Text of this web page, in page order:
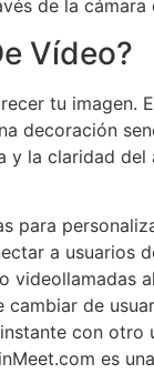
de la
Vídeo?
tu imagen.
decoración
y la claridad del
para
a usuarios
videollamadas
de
con otro
es